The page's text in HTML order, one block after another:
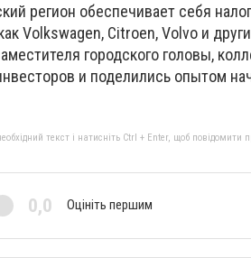
регион обеспечивает себя
Volkswagen, Сitroen, Volvo и
городского головы,
и поделились опытом
текст і натисніть Ctrl + Enter, щоб повідомити
0,0 Оцініть першим